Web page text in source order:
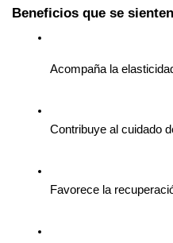
Beneficios que se
Acompaña la
Contribuye al cuidado
Favorece la